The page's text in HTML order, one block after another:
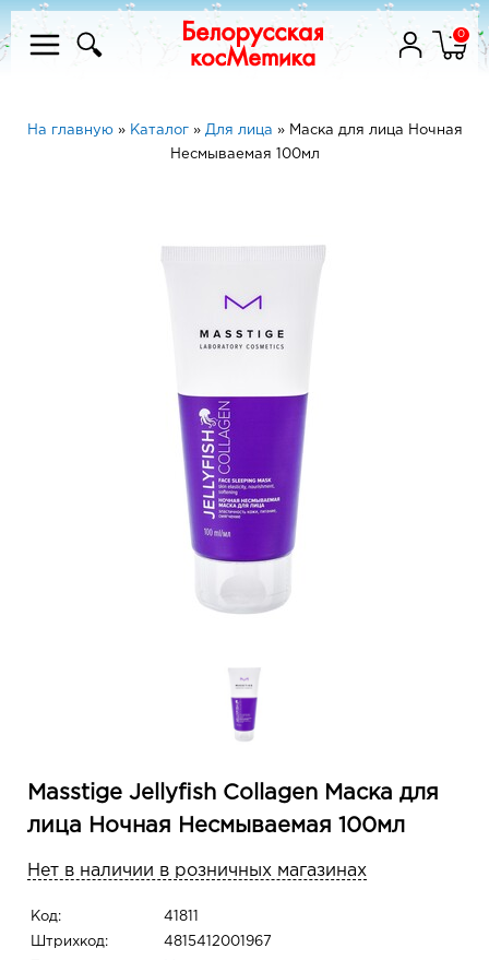
0
На главную» Каталог» Для лица » Маска для лица Ночная
Несмываемая 100мл
Masstige Jellyfish Collagen Маска для
лица Ночная Несмываемая 100мл
Нет в наличии в розничных магазинах
Код: 41811
Штрихкод: 4815412001967